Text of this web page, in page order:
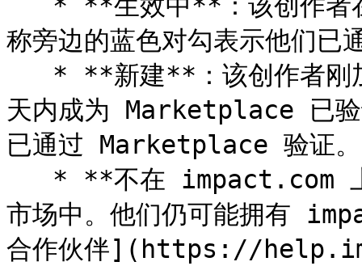
称旁边的蓝色对勾表示他们
天内成为 Marketplace 已验
已通过 Marketplace 验证。
市场中。他们仍可能拥有
合作伙伴](https://